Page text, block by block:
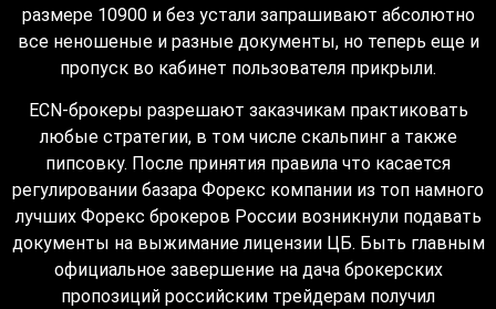
размере 10900 и без устали запрашивают абсолютно
все неношеные и разные документы, но теперь еще и
пропуск во кабинет пользователя прикрыли.
ECN-брокеры разрешают заказчикам практиковать
любые стратегии, в том числе скальпинг а также
пипсовку. После принятия правила что касается
регулировании базара Форекс компании из топ намного
лучших Форекс брокеров России возникнули подавать
документы на выжимание лицензии ЦБ. Быть главным
официальное завершение на дача брокерских
пропозиций российским трейдерам получил